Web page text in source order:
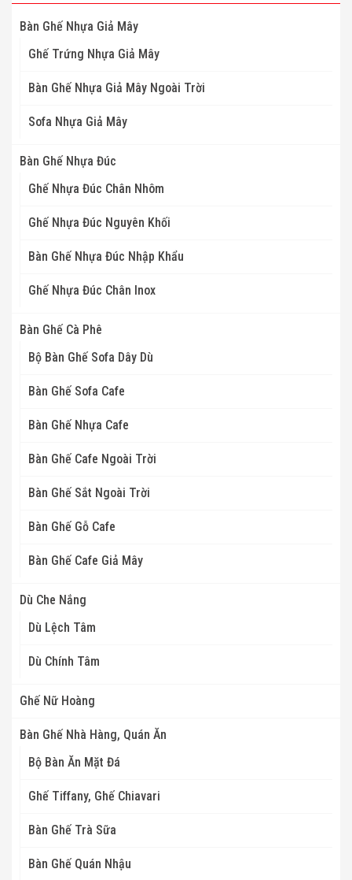
Bàn Ghế Nhựa Giả Mây
Ghế Trứng Nhựa Giả Mây
Bàn Ghế Nhựa Giả Mây Ngoài Trời
Sofa Nhựa Giả Mây
Bàn Ghế Nhựa Đúc
Ghế Nhựa Đúc Chân Nhôm
Ghế Nhựa Đúc Nguyên Khối
Bàn Ghế Nhựa Đúc Nhập Khẩu
Ghế Nhựa Đúc Chân Inox
Bàn Ghế Cà Phê
Bộ Bàn Ghế Sofa Dây Dù
Bàn Ghế Sofa Cafe
Bàn Ghế Nhựa Cafe
Bàn Ghế Cafe Ngoài Trời
Bàn Ghế Sắt Ngoài Trời
Bàn Ghế Gỗ Cafe
Bàn Ghế Cafe Giả Mây
Dù Che Nắng
Dù Lệch Tâm
Dù Chính Tâm
Ghế Nữ Hoàng
Bàn Ghế Nhà Hàng, Quán Ăn
Bộ Bàn Ăn Mặt Đá
Ghế Tiffany, Ghế Chiavari
Bàn Ghế Trà Sữa
Bàn Ghế Quán Nhậu